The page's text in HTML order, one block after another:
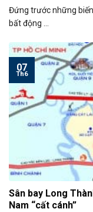
Đứng trước những
bất động ...
Sân bay Long
Nam “cất cánh”
07
Th6